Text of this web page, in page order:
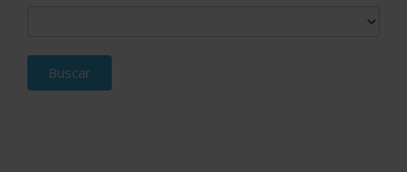
Buscar